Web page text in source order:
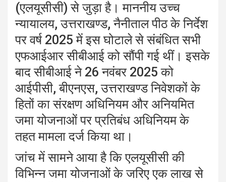
(एलयूसीसी) से जुड़ा है। माननीय उच्च
न्यायालय, उत्तराखण्ड, नैनीताल पीठ के निर्देश
पर वर्ष 2025 में इस घोटाले से संबंधित सभी
एफआईआर सीबीआई को सौंपी गई थीं। इसके
बाद सीबीआई ने 26 नवंबर 2025 को
आईपीसी, बीएनएस, उत्तराखण्ड निवेशकों के
हितों का संरक्षण अधिनियम और अनियमित
जमा योजनाओं पर प्रतिबंध अधिनियम के
तहत मामला दर्ज किया था।
जांच में सामने आया है कि एलयूसीसी की
विभिन्न जमा योजनाओं के जरिए एक लाख से